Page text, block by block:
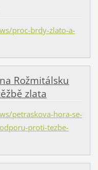
proc-brdy-zlato-a-
Rožmitálsku
zlata
petraskova-hora-se-
proti-tezbe-